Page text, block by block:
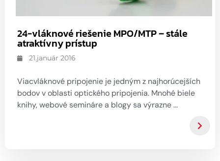
24-vláknové riešenie MPO/MTP – stále
atraktívny prístup
21.január 2016
Viacvláknové pripojenie je jedným z najhorúcejších
bodov v oblasti optického pripojenia. Mnohé biele
knihy, webové semináre a blogy sa výrazne ...